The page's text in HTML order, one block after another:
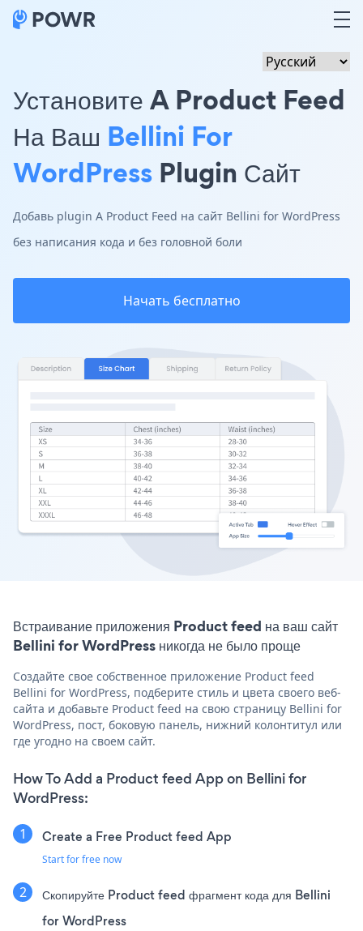
Установите A Product Feed
На Ваш Bellini For
WordPress Plugin Сайт
Добавь plugin A Product Feed на сайт Bellini for WordPress
без написания кода и без головной боли
Начать бесплатно
Встраивание приложения Product feed на ваш сайт
Bellini for WordPress никогда не было проще
Создайте свое собственное приложение Product feed
Bellini for WordPress, подберите стиль и цвета своего веб-
сайта и добавьте Product feed на свою страницу Bellini for
WordPress, пост, боковую панель, нижний колонтитул или
где угодно на своем сайт.
How To Add a Product feed App on Bellini for
WordPress:
Create a Free Product feed App
Start for free now
Скопируйте Product feed фрагмент кода для Bellini
for WordPress